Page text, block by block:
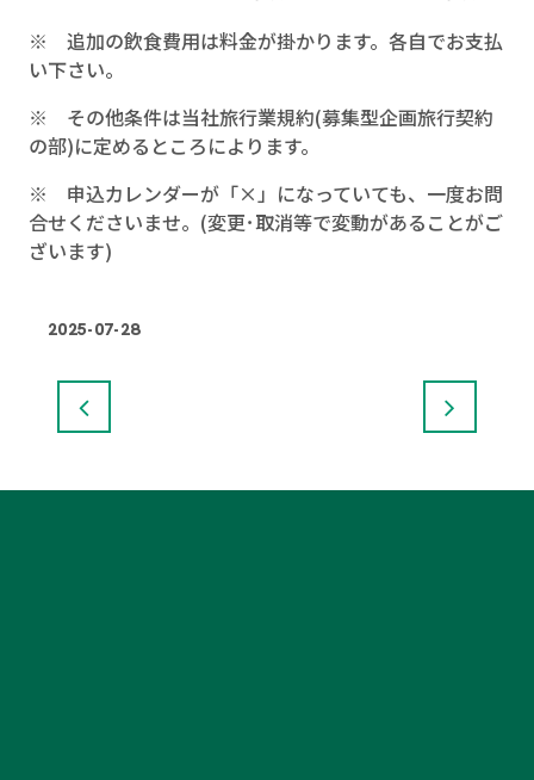
※ 追加の飲食費用は料金が掛かります。各自でお支払
い下さい。
※ その他条件は当社旅行業規約(募集型企画旅行契約
の部)に定めるところによります。
※ 申込カレンダーが「×」になっていても、一度お問
合せくださいませ。(変更･取消等で変動があることがご
ざいます)
2025-07-28
投稿ナビゲーション